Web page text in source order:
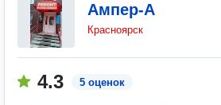
Ампер-А
Красноярск
4.3 5 оценок